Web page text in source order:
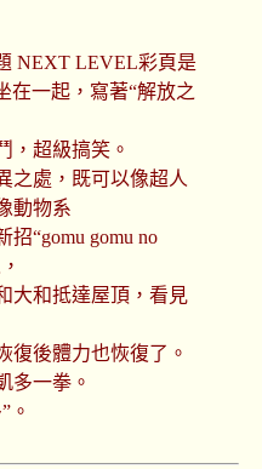
NEXT LEVEL彩頁是
在一起，寫著“解放之
，超級搞笑。
之處，既可以像超人
動物系
“gomu gomu no
大和抵達屋頂，看見
復後體力也恢復了。
多一拳。
。